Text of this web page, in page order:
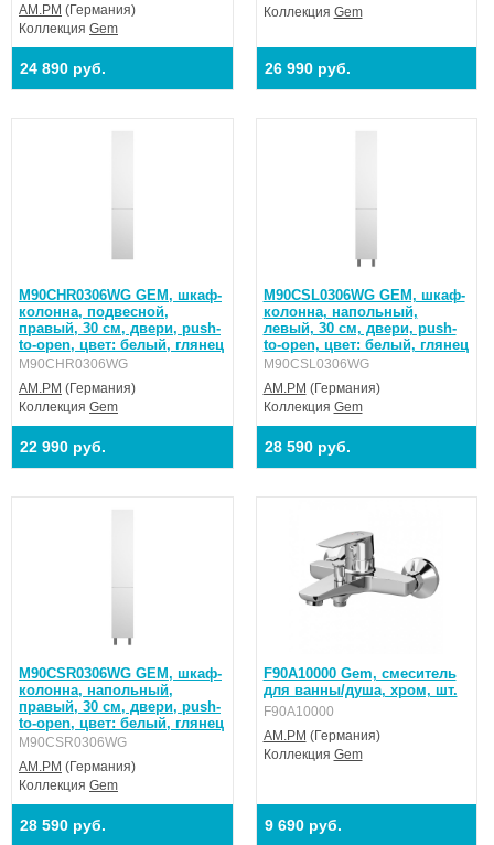
AM.PM (Германия)
Коллекция Gem
24 890 руб.
Коллекция Gem
26 990 руб.
M90CHR0306WG GEM, шкаф-
колонна, подвесной,
правый, 30 см, двери, push-
to-open, цвет: белый, глянец
M90CHR0306WG
AM.PM (Германия)
Коллекция Gem
22 990 руб.
M90CSL0306WG GEM, шкаф-
колонна, напольный,
левый, 30 см, двери, push-
to-open, цвет: белый, глянец
M90CSL0306WG
AM.PM (Германия)
Коллекция Gem
28 590 руб.
M90CSR0306WG GEM, шкаф-
колонна, напольный,
правый, 30 см, двери, push-
to-open, цвет: белый, глянец
M90CSR0306WG
AM.PM (Германия)
Коллекция Gem
28 590 руб.
F90A10000 Gem, смеситель
для ванны/душа, хром, шт.
F90A10000
AM.PM (Германия)
Коллекция Gem
9 690 руб.